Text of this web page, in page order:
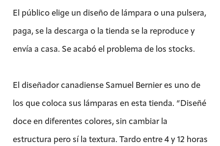
El público elige un diseño de lámpara o una pulsera,
paga, se la descarga o la tienda se la reproduce y
envía a casa. Se acabó el problema de los stocks.
El diseñador canadiense Samuel Bernier es uno de
los que coloca sus lámparas en esta tienda. “Diseñé
doce en diferentes colores, sin cambiar la
estructura pero sí la textura. Tardo entre 4 y 12 horas